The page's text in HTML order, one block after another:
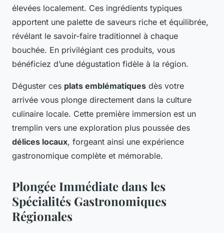
élevées localement. Ces ingrédients typiques
apportent une palette de saveurs riche et équilibrée,
révélant le savoir-faire traditionnel à chaque
bouchée. En privilégiant ces produits, vous
bénéficiez d’une dégustation fidèle à la région.
Déguster ces plats emblématiques dès votre
arrivée vous plonge directement dans la culture
culinaire locale. Cette première immersion est un
tremplin vers une exploration plus poussée des
délices locaux, forgeant ainsi une expérience
gastronomique complète et mémorable.
Plongée Immédiate dans les
Spécialités Gastronomiques
Régionales